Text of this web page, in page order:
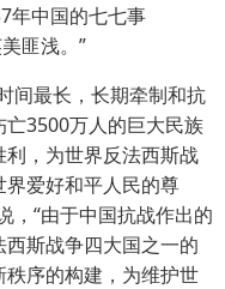
年中国的七七事
匪浅。”
最长，长期牵制和抗
3500万人的巨大民族
，为世界反法西斯战
爱好和平人民的尊
，“由于中国抗战作出的
斯战争四大国之一的
序的构建，为维护世